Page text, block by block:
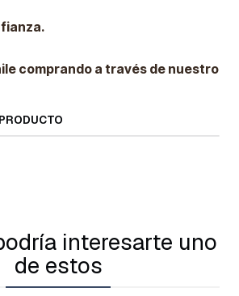
comprando a través de nuestro
interesarte uno
de estos